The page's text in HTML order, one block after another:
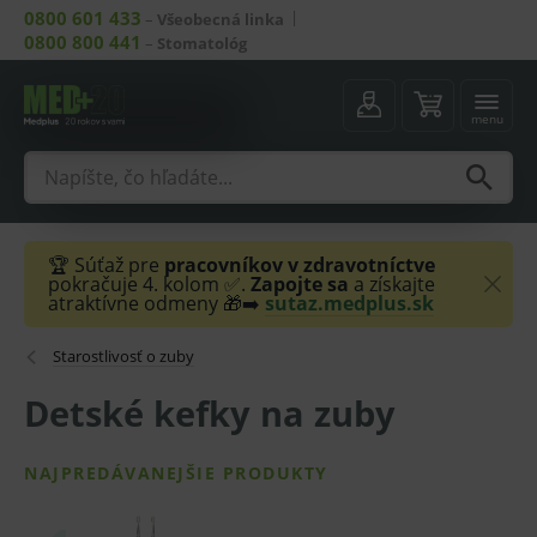
0800 601 433 – Všeobecná linka
0800 800 441 – Stomatológ
menu
🏆 Súťaž pre pracovníkov v zdravotníctve
pokračuje 4. kolom ✅. Zapojte sa a získajte
atraktívne odmeny 🎁➡️ sutaz.medplus.sk
Starostlivosť o zuby
Detské kefky na zuby